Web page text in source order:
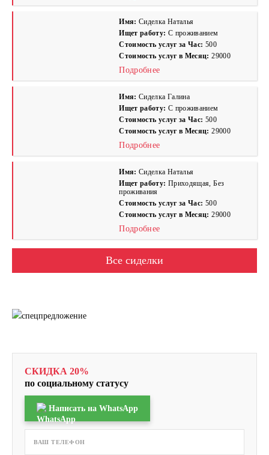
Имя: Сиделка Наталья
Ищет работу: С проживанием
Стоимость услуг за Час: 500
Стоимость услуг в Месяц:29000
Подробнее
Имя: Сиделка Галина
Ищет работу: С проживанием
Стоимость услуг за Час: 500
Стоимость услуг в Месяц:29000
Подробнее
Имя: Сиделка Наталья
Ищет работу: Приходящая, Без
проживания
Стоимость услуг за Час: 500
Стоимость услуг в Месяц:29000
Подробнее
Все сиделки
СКИДКА 20%
по социальному статусу
Написать на WhatsApp